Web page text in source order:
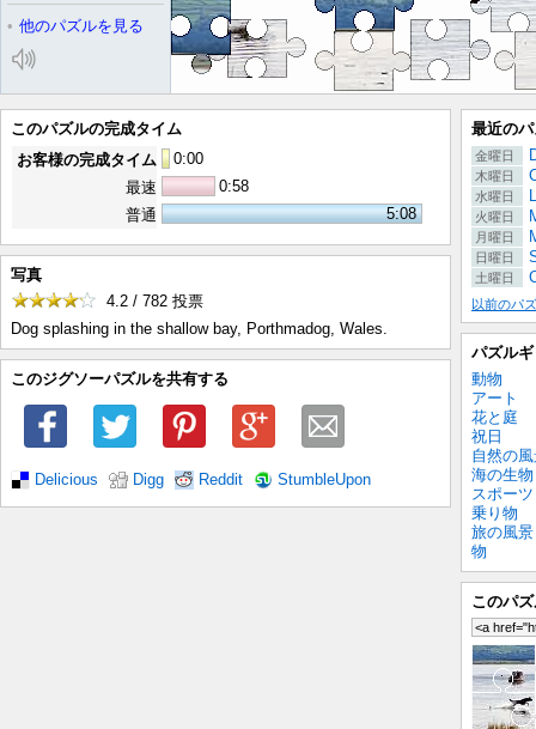
• 他のパズルを見る
このパズルの完成タイム
お客様の完成タイム
0:00
最速
0:58
普通
5:08
写真
4.2 / 782 投票
Dog splashing in the shallow bay, Porthmadog, Wales.
このジグソーパズルを共有する
Delicious Digg Reddit StumbleUpon
最近の
金曜日
木曜日
水曜日
火曜日
月曜日
日曜日
土曜日
以前のパ
パズル
動物
アート
花と庭
祝日
自然の
海の生物
スポーツ
乗り物
旅の風景
物
このパ